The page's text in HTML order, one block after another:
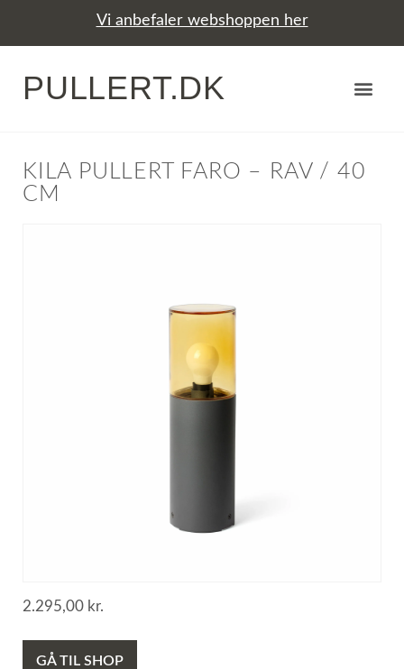
Vi anbefaler webshoppen her
PULLERT.DK
KILA PULLERT FARO – RAV / 40
CM
2.295,00 kr.
GÅ TIL SHOP